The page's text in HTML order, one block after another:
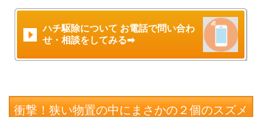
ハチ駆除について お電話で問い合わ
せ・相談をしてみる➡
衝撃！狭い物置の中にまさかの２個のスズメ